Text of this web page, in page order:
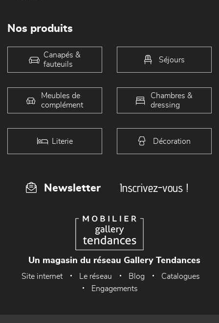
Nos produits
Canapés &
fauteuils
Séjours
Meubles de
complément
Chambres &
dressing
Literie Décoration
Newsletter Inscrivez-vous !
Un magasin du réseau Gallery Tendances
Site internet Le réseau Blog
Catalogues
Engagements